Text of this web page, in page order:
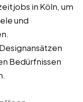
in Köln, um
und
Bedürfnissen